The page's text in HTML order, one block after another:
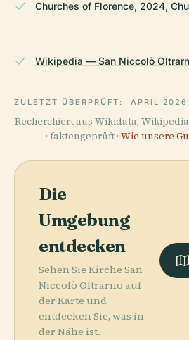
Churches of Florence, 2024,
Wikipedia — San Niccolò
ZULETZT ÜBERPRÜFT: APRIL 2026
Recherchiert aus Wikidata,
· faktengeprüft · Wie unsere
Die
Umgebung
entdecken
Sehen Sie Kirche San
Niccolò Oltrarno auf
der Karte und
entdecken Sie, was in
der Nähe ist.